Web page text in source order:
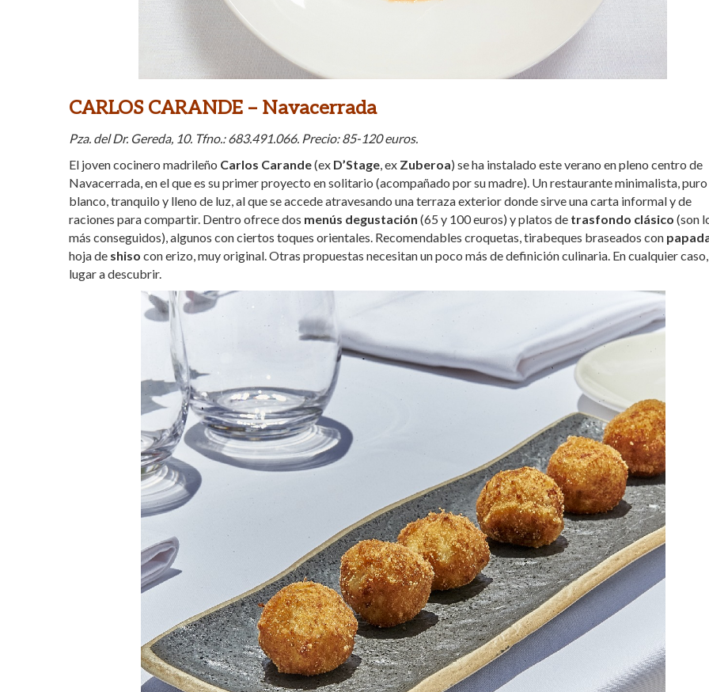
CARLOS CARANDE – Navacerrada
Pza. del Dr. Gereda, 10. Tfno.: 683.491.066. Precio: 85-120 euros.
El joven cocinero madrileño Carlos Carande(ex D’Stage, ex Zuberoa) se ha instalado este verano en pleno centro de
Navacerrada, en el que es su primer proyecto en solitario (acompañado por su madre). Un restaurante minimalista, puro
blanco, tranquilo y lleno de luz, al que se accede atravesando una terraza exterior donde sirve una carta informal y de
raciones para compartir. Dentro ofrece dos menús degustación (65 y 100 euros) y platos de trasfondo clásico (son
más conseguidos), algunos con ciertos toques orientales. Recomendables croquetas, tirabeques braseados con
hoja de shiso con erizo, muy original. Otras propuestas necesitan un poco más de definición culinaria. En cualquier
lugar a descubrir.